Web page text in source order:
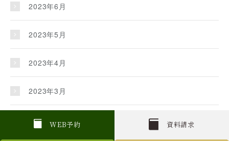
W EB予約 資料請求
2023年6月
2023年5月
2023年4月
2023年3月
2023年2月